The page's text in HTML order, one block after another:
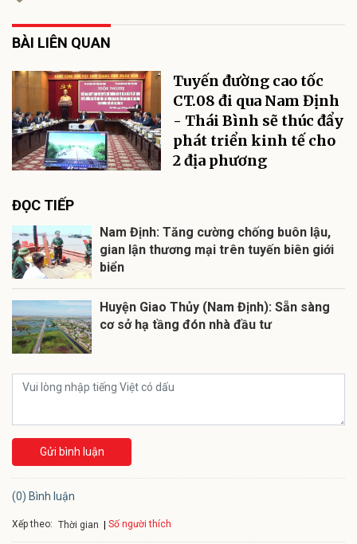
BÀI LIÊN QUAN
Tuyến đường cao tốc
CT.08 đi qua Nam Định
- Thái Bình sẽ thúc đẩy
phát triển kinh tế cho
2 địa phương
ĐỌC TIẾP
Nam Định: Tăng cường chống buôn lậu,
gian lận thương mại trên tuyến biên giới
biển
Huyện Giao Thủy (Nam Định): Sẵn sàng
cơ sở hạ tầng đón nhà đầu tư
Gửi bình luận
(0) Bình luận
Xếp theo: Thời gian Số người thích